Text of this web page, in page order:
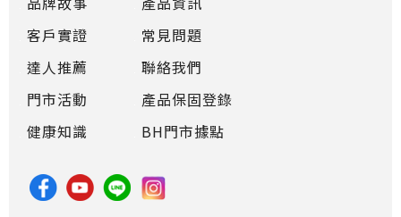
客戶實證
達人推薦
門市活動
健康知識
常見問題
聯絡我們
產品保固登錄
BH門市據點